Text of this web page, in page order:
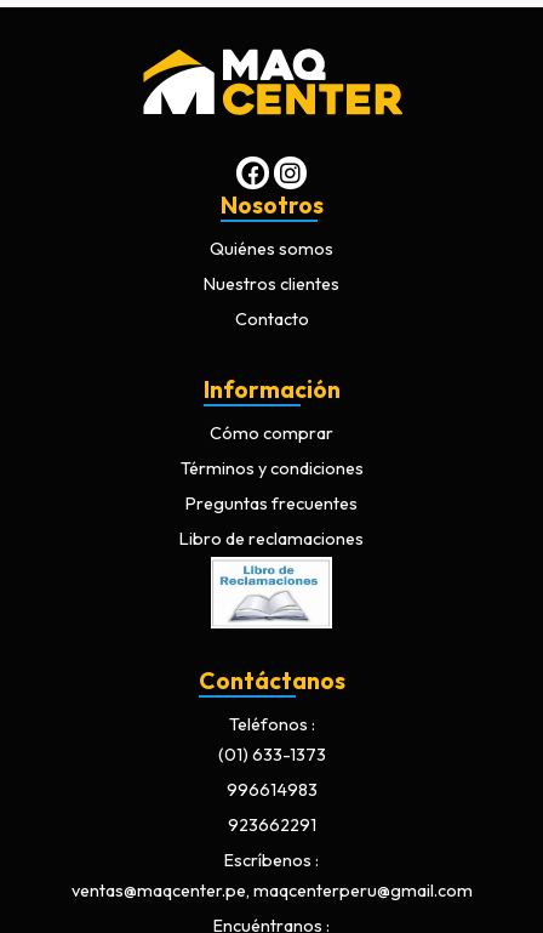
Nosotros
Quiénes somos
Nuestros clientes
Contacto
Información
Cómo comprar
Términos y condiciones
Preguntas frecuentes
Libro de reclamaciones
Contáctanos
Teléfonos
(01) 633-1373
996614983
923662291
Escríbenos
ventas@maqcenter.pe, maqcenterperu@gmail.com
Encuéntranos